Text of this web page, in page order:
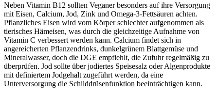
Neben Vitamin B12 sollten Veganer besonders auf ihre Versorgung
mit Eisen, Calcium, Jod, Zink und Omega-3-Fettsäuren achten.
Pflanzliches Eisen wird vom Körper schlechter aufgenommen als
tierisches Hämeisen, was durch die gleichzeitige Aufnahme von
Vitamin C verbessert werden kann. Calcium findet sich in
angereicherten Pflanzendrinks, dunkelgrünem Blattgemüse und
Mineralwasser, doch die DGE empfiehlt, die Zufuhr regelmäßig zu
überprüfen. Jod sollte über jodiertes Speisesalz oder Algenprodukte
mit definiertem Jodgehalt zugeführt werden, da eine
Unterversorgung die Schilddrüsenfunktion beeinträchtigen kann.